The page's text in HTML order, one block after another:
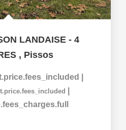
LANDAISE - 4
, Pissos